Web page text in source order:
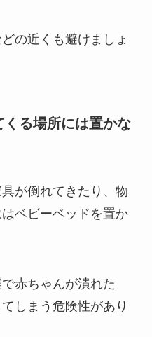
の近くも避けましょ
る場所には置かな
が倒れてきたり、物
ベビーベッドを置か
赤ちゃんが潰れた
しまう危険性があり